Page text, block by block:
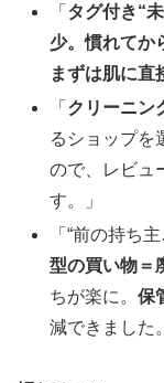
「 タグ付き“
少。慣れてか
まずは肌に直
「 クリーニン
るショップを
ので、レビュ
す。」
「“前の持ち
型の買い物＝
ちが楽に。保
減できました